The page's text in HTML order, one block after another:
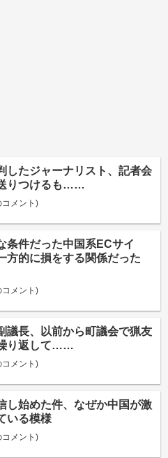
したジャーナリスト、記者会
りつけるも……
コメント)
条件だった中国系ECサイ
方的に損をする関係だった
コメント)
議長、以前から町議会で猟友
り返して……
コメント)
し始めた件、なぜか中国が激
いる模様
コメント)